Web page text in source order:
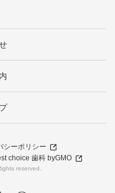
シーポリシー
choice 歯科 byGMO
reserved.